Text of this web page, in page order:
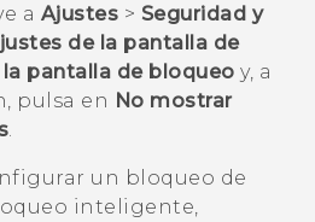
a Ajustes > Seguridad y
de la pantalla de
la pantalla de bloqueo y, a
pulsa en No mostrar
un bloqueo de
inteligente,